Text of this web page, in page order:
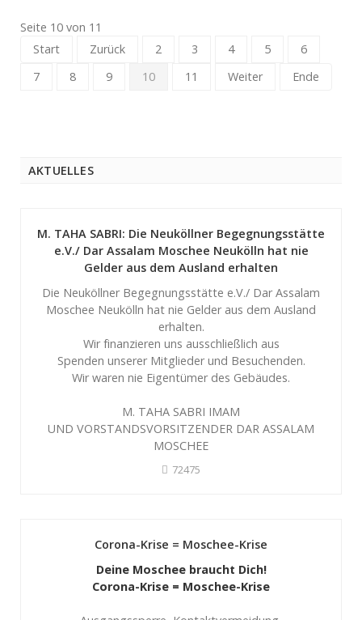
Seite 10 von 11
Start
Zurück 2 3 4 5
6
7
8 9 10 11 Weiter Ende
AKTUELLES
M. TAHA SABRI: Die Neuköllner Begegnungsstätte
e.V./ Dar Assalam Moschee Neukölln hat nie
Gelder aus dem Ausland erhalten
Die Neuköllner Begegnungsstätte e.V./ Dar Assalam
Moschee Neukölln hat nie Gelder aus dem Ausland
erhalten.
Wir finanzieren uns ausschließlich aus
Spenden unserer Mitglieder und Besuchenden.
Wir waren nie Eigentümer des Gebäudes.
M. TAHA SABRI IMAM
UND VORSTANDSVORSITZENDER DAR ASSALAM
MOSCHEE
72475
Corona-Krise = Moschee-Krise
Deine Moschee braucht Dich!
Corona-Krise = Moschee-Krise